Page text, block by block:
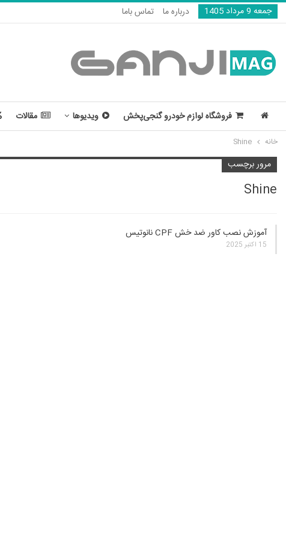
جمعه 9 مرداد 1405 درباره ما تماس باما
فروشگاه لوازم خودرو گنجی‌پخش ویدیوها مقالات
خانه Shine
مرور برچسب
Shine
آموزش نصب کاور ضد خش CPF نانوتیس
15 اکتبر 2025